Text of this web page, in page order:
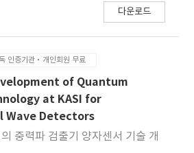
temperature of blast
based glass decreased from 765
In all compositions, the glass
temperature
220 °C, confirming the
for slag fiber applications.
in slag fiber
다운로드
인증기관·개인회원 무료
of Quantum
at KASI for
Wave Detectors
중력파 검출기 양자센서 기술 개